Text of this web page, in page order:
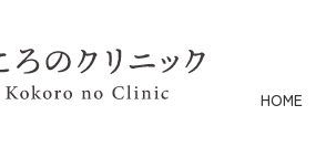
HOME